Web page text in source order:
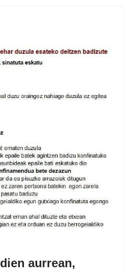
aurrean,